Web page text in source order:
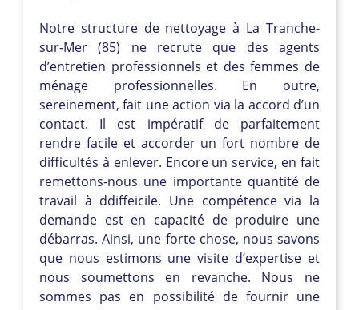
Notre structure de nettoyage à La Tranche-
sur-Mer (85) ne recrute que des agents
d’entretien professionnels et des femmes de
ménage professionnelles. En outre,
sereinement, fait une action via la accord d’un
contact. Il est impératif de parfaitement
rendre facile et accorder un fort nombre de
difficultés à enlever. Encore un service, en fait
remettons-nous une importante quantité de
travail à ddiffeicile. Une compétence via la
demande est en capacité de produire une
débarras. Ainsi, une forte chose, nous savons
que nous estimons une visite d’expertise et
nous soumettons en revanche. Nous ne
sommes pas en possibilité de fournir une